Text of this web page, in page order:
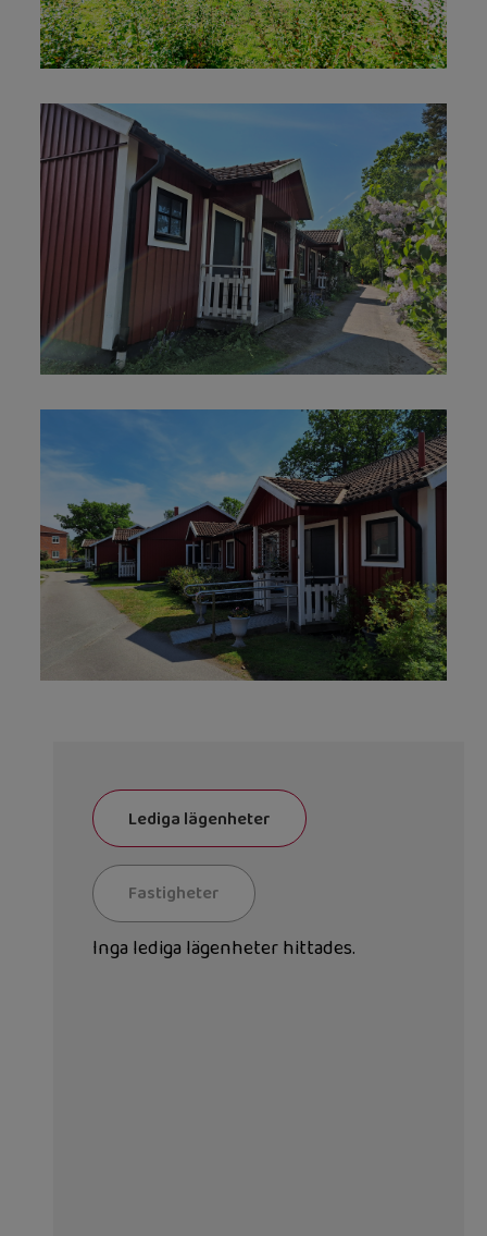
Lediga lägenheter
Fastigheter
Inga lediga lägenheter hittades.